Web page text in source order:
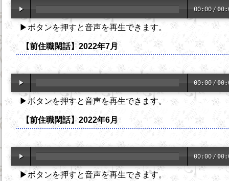
00:00 /
▶ボタンを押すと音声を再生できます。
【前住職閑話】2022年7月
00:00 /
▶ボタンを押すと音声を再生できます。
【前住職閑話】2022年6月
00:00 /
▶ボタンを押すと音声を再生できます。